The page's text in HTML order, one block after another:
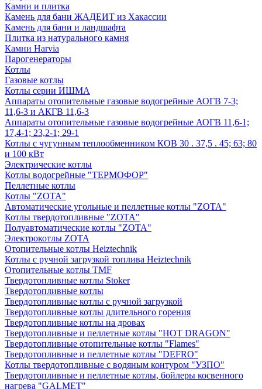
Камни и плитка
Камень для бани ЖАДЕИТ из Хакассии
Камень для бани и ландшафта
Плитка из натурального камня
Камни Harvia
Парогенераторы
Котлы
Газовые котлы
Котлы серии ИШМА
Аппараты отопительные газовые водогрейные АОГВ 7-3;
11,6-3 и АКГВ 11,6-3
Аппараты отопительные газовые водогрейные АОГВ 11,6-1;
17,4-1; 23,2-1; 29-1
Котлы с чугунным теплообменником КОВ 30 . 37,5 . 45; 63; 80
и 100 кВт
Электрические котлы
Котлы водогрейные "ТЕРМОФОР"
Пеллетные котлы
Котлы "ZOTA"
Автоматические угольные и пеллетные котлы "ZOTA"
Котлы твердотопливные "ZOTA"
Полуавтоматические котлы "ZOTA"
Электрокотлы ZOTA
Отопительные котлы Heiztechnik
Котлы с ручной загрузкой топлива Heiztechnik
Отопительные котлы TMF
Твердотопливные котлы Stoker
Твердотопливные котлы
Твердотопливные котлы с ручной загрузкой
Твердотопливные котлы длительного горения
Твердотопливные котлы на дровах
Твердотопливные и пеллетные котлы "HOT DRAGON"
Твердотопливные отопительные котлы "Flames"
Твердотопливные и пеллетные котлы "DEFRO"
Котлы твердотопливные с водяным контуром "УЗПО"
Твердотопливные и пеллетные котлы, бойлеры косвенного
нагрева "GALMET"